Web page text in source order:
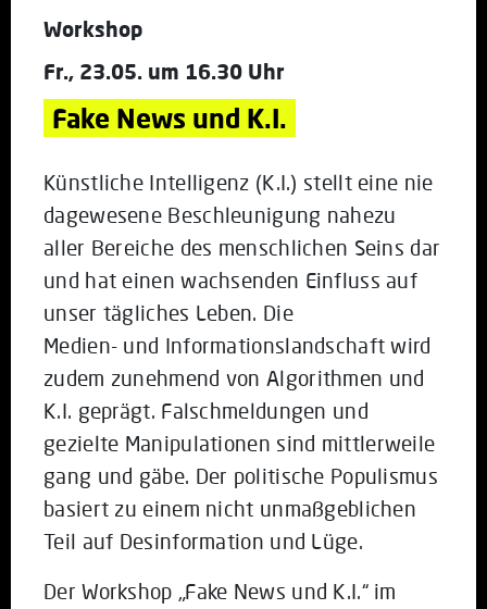
Workshop
Fr., 23.05. um 16.30 Uhr
Fake News und K.I.
Künstliche Intelligenz (K.I.) stellt eine nie
dagewesene Beschleunigung nahezu
aller Bereiche des menschlichen Seins dar
und hat einen wachsenden Einfluss auf
unser tägliches Leben. Die
Medien- und Informationslandschaft wird
zudem zunehmend von Algorithmen und
K.I. geprägt. Falschmeldungen und
gezielte Manipulationen sind mittlerweile
gang und gäbe. Der politische Populismus
basiert zu einem nicht unmaßgeblichen
Teil auf Desinformation und Lüge.
Der Workshop „Fake News und K.I.“ im